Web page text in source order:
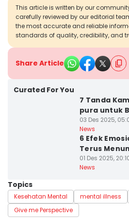
This article is written by our
carefully reviewed by our editorial
the most accurate and reliable
standards of quality, credibility, and
Share Article
Curated For You
7 Tanda
pura untuk
03 Des 2025,
News
6 Efek
Terus
01 Des 2025,
News
Topics
Kesehatan Mental mental illness
Give me Perspective